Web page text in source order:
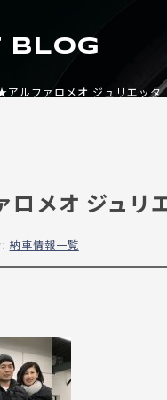
BLOG
ルファロメオ ジュリエッタ
メオ ジュリ
納車情報一覧